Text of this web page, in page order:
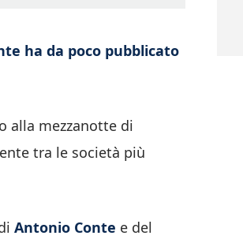
ha da poco pubblicato
alla mezzanotte di
tra le società più
Antonio Conte e del